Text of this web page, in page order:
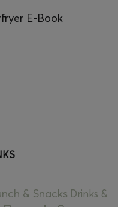
E-Book
& Snacks Drinks &